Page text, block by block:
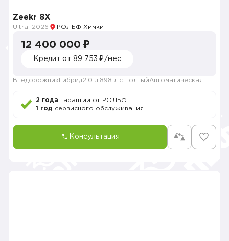
Zeekr 8X
Ultra+2026 РОЛЬФ Химки
12 400 000 ₽
Кредит от 89 753 ₽/мес
Внедорожник Гибрид2.0 л. 898 л.с. ПолныйАвтоматическая
2 года гарантии от РОЛЬФ
1 год сервисного обслуживания
Консультация